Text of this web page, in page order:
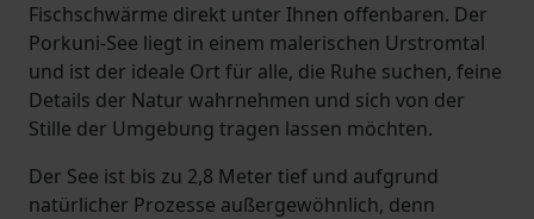
Fischschwärme direkt unter Ihnen offenbaren. Der
Porkuni-See liegt in einem malerischen Urstromtal
und ist der ideale Ort für alle, die Ruhe suchen, feine
Details der Natur wahrnehmen und sich von der
Stille der Umgebung tragen lassen möchten.
Der See ist bis zu 2,8 Meter tief und aufgrund
natürlicher Prozesse außergewöhnlich, denn